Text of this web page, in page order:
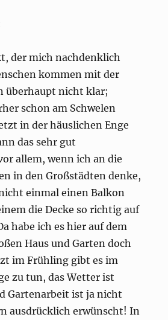
der mich nachdenklich
kommen mit der
überhaupt nicht klar;
schon am Schwelen
in der häuslichen Enge
das sehr gut
allem, wenn ich an die
in den Großstädten denke,
einmal einen Balkon
die Decke so richtig auf
habe ich es hier auf dem
Haus und Garten doch
im Frühling gibt es im
zu tun, das Wetter ist
Gartenarbeit ist ja nicht
ausdrücklich erwünscht! In